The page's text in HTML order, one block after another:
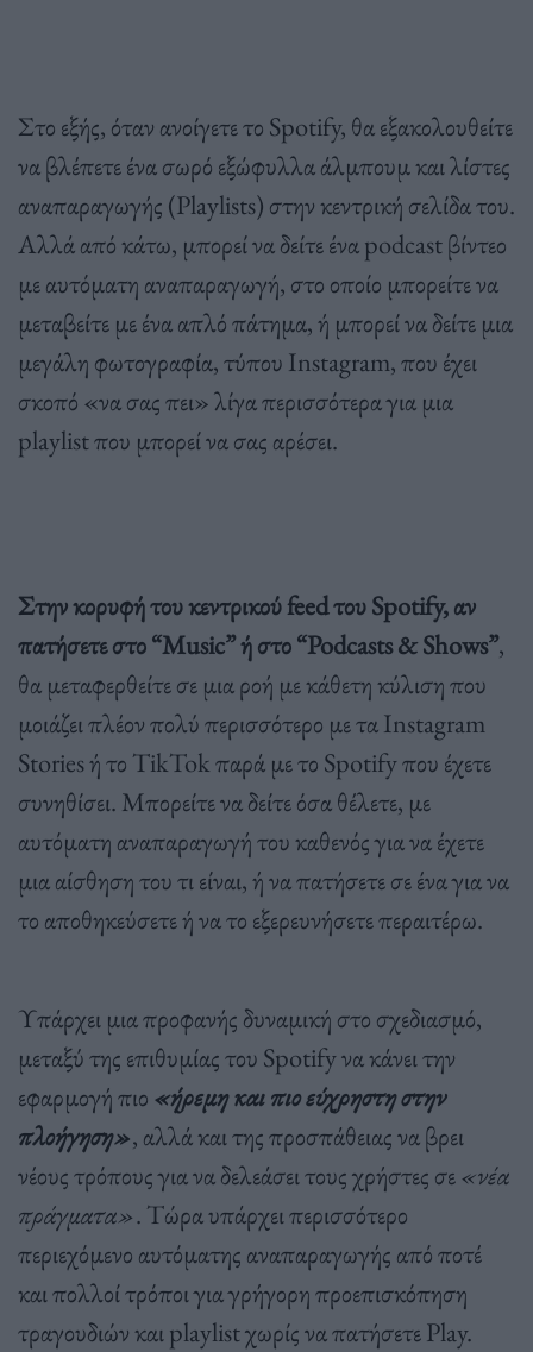
Στο εξής, όταν ανοίγετε το Spotify, θα εξακολουθείτε
να βλέπετε ένα σωρό εξώφυλλα άλμπουμ και λίστες
αναπαραγωγής (Playlists) στην κεντρική σελίδα του.
Αλλά από κάτω, μπορεί να δείτε ένα podcast βίντεο
με αυτόματη αναπαραγωγή, στο οποίο μπορείτε να
μεταβείτε με ένα απλό πάτημα, ή μπορεί να δείτε μια
μεγάλη φωτογραφία, τύπου Instagram, που έχει
σκοπό «να σας πει» λίγα περισσότερα για μια
playlist που μπορεί να σας αρέσει.
Στην κορυφή του κεντρικού feed του Spotify, αν
πατήσετε στο “Music” ή στο “Podcasts & Shows”,
θα μεταφερθείτε σε μια ροή με κάθετη κύλιση που
μοιάζει πλέον πολύ περισσότερο με τα Instagram
Stories ή το TikTok παρά με το Spotify που έχετε
συνηθίσει. Μπορείτε να δείτε όσα θέλετε, με
αυτόματη αναπαραγωγή του καθενός για να έχετε
μια αίσθηση του τι είναι, ή να πατήσετε σε ένα για να
το αποθηκεύσετε ή να το εξερευνήσετε περαιτέρω.
Υπάρχει μια προφανής δυναμική στο σχεδιασμό,
μεταξύ της επιθυμίας του Spotify να κάνει την
εφαρμογή πιο «ήρεμη και πιο εύχρηστη στην
πλοήγηση», αλλά και της προσπάθειας να βρει
νέους τρόπους για να δελεάσει τους χρήστες σε«νέα
πράγματα». Τώρα υπάρχει περισσότερο
περιεχόμενο αυτόματης αναπαραγωγής από ποτέ
και πολλοί τρόποι για γρήγορη προεπισκόπηση
τραγουδιών και playlist χωρίς να πατήσετε Play.